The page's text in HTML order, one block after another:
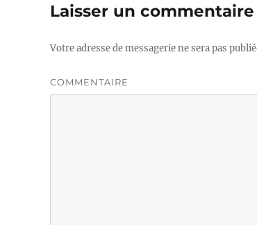
Laisser un commentaire
Votre adresse de messagerie ne sera pas
COMMENTAIRE